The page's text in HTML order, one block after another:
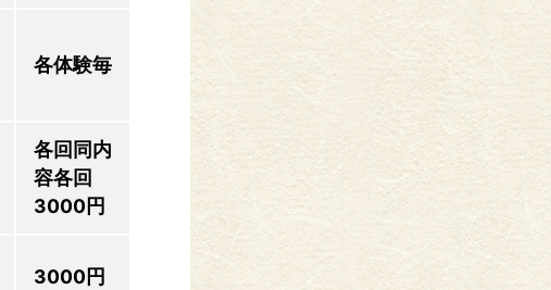
各体験毎
各回同内
容各回
3000円
3000円